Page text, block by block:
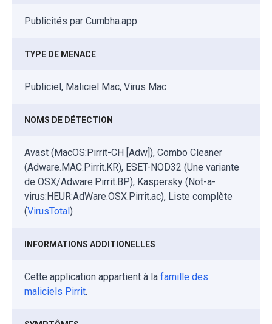
Publicités par Cumbha.app
TYPE DE MENACE
Publiciel, Maliciel Mac, Virus Mac
NOMS DE DÉTECTION
Avast (MacOS:Pirrit-CH [Adw]), Combo Cleaner
(Adware.MAC.Pirrit.KR), ESET-NOD32 (Une variante
de OSX/Adware.Pirrit.BP), Kaspersky (Not-a-
virus:HEUR:AdWare.OSX.Pirrit.ac), Liste complète
(VirusTotal )
INFORMATIONS ADDITIONELLES
Cette application appartient à la famille des
maliciels Pirrit.